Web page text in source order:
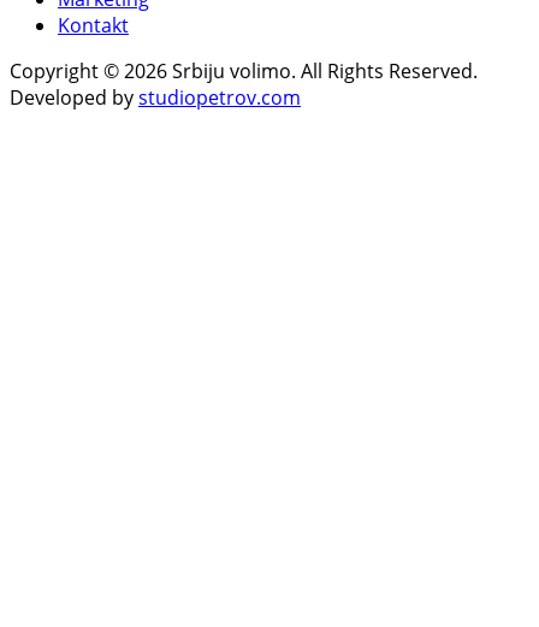
Kontakt
Copyright © 2026 Srbiju volimo. All Rights Reserved.
Developed bystudiopetrov.com